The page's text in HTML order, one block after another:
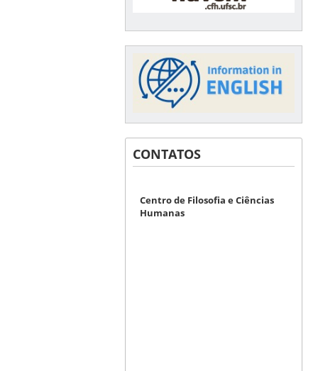
CONTATOS
Centro de Filosofia e Ciências
Humanas